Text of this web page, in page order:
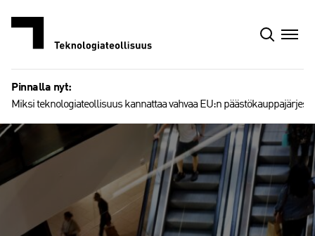
Pinnalla nyt:
Miksi teknologiateollisuus kannattaa vahvaa EU:n